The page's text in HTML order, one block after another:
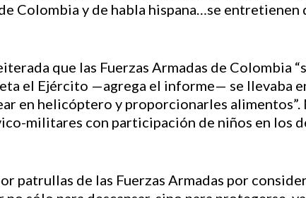
Colombia y de habla hispana…se entretienen
que las Fuerzas Armadas de Colombia
el Ejército —agrega el informe— se llevaba
en helicóptero y proporcionarles alimentos”.
militares con participación de niños en los
patrullas de las Fuerzas Armadas por